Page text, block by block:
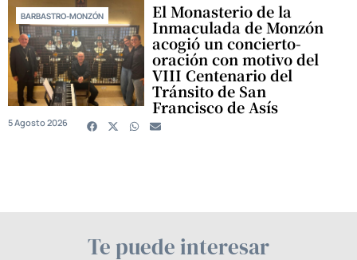
BARBASTRO-MONZÓN El Monasterio de la
Inmaculada de Monzón
acogió un concierto-
oración con motivo del
VIII Centenario del
Tránsito de San
Francisco de Asís
5 Agosto 2026
Te puede interesar